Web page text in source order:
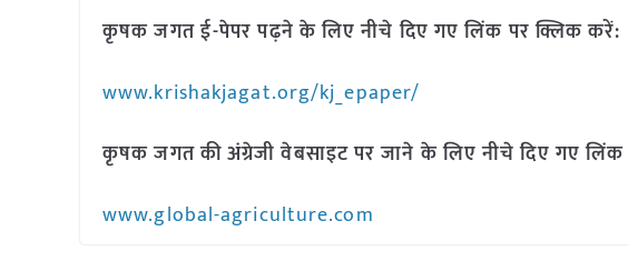
कृषक जगत ई-पेपर पढ़ने के लिए नीचे दिए गए लिंक पर क्लिक करें:
www.krishakjagat.org/kj_epaper/
कृषक जगत की अंग्रेजी वेबसाइट पर जाने के लिए नीचे दिए गए
www.global-agriculture.com